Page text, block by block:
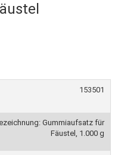
153501
Gummiaufsatz für
Fäustel, 1.000 g